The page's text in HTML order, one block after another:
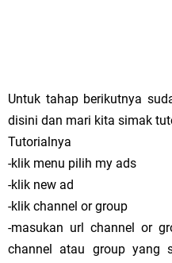
Untuk tahap berikutnya
disini dan mari kita simak
Tutorialnya
-klik menu pilih my ads
-klik new ad
-klik channel or group
-masukan url channel or
channel atau group yang